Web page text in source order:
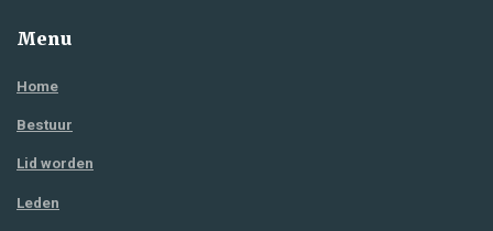
Menu
Home
Bestuur
Lid worden
Leden